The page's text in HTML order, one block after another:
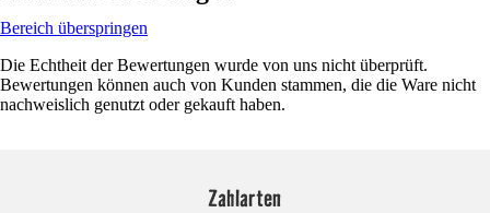
Bereich überspringen
Die Echtheit der Bewertungen wurde von uns nicht überprüft.
Bewertungen können auch von Kunden stammen, die die Ware nicht
nachweislich genutzt oder gekauft haben.
Zahlarten